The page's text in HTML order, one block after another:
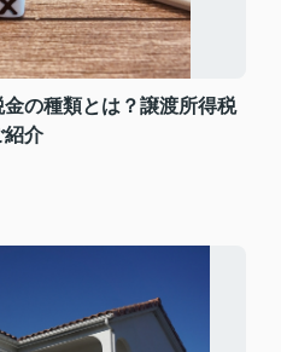
の種類とは？譲渡所得税
紹介